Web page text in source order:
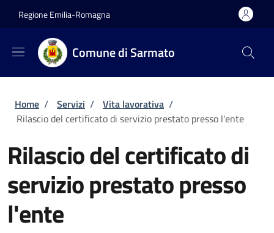
Regione Emilia-Romagna
Comune di Sarmato
Briciole di pane
Home / Servizi / Vita lavorativa /
Rilascio del certificato di servizio prestato presso l'ente
Rilascio del certificato di
servizio prestato presso
l'ente